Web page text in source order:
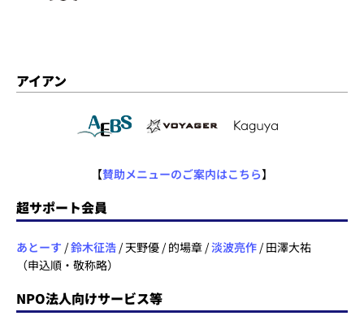
アイアン
【賛助メニューのご案内はこちら】
超サポート会員
あとーす /鈴木征浩 / 天野優 / 的場章 /淡波亮作 / 田澤大祐
（申込順・敬称略）
NPO法人向けサービス等